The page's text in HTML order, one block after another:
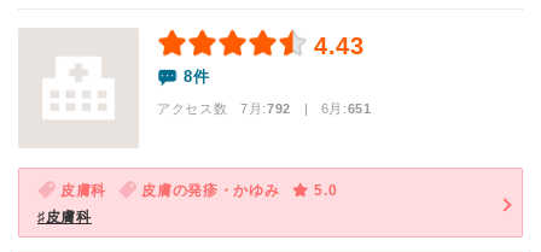
4.43
8件
アクセス数 7月:792 | 6月:651
皮膚科 皮膚の発疹・かゆみ
5.0
♯皮膚科